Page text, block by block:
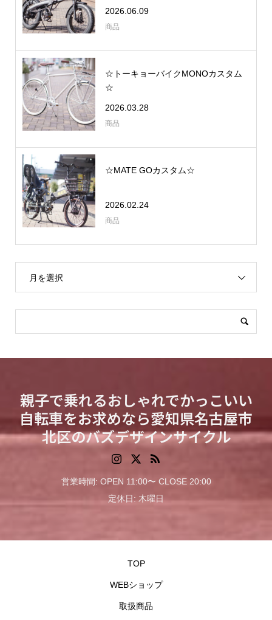
2026.06.09
商品
☆トーキョーバイクMONOカスタム
☆
2026.03.28
商品
☆MATE GOカスタム☆
2026.02.24
商品
月を選択
親子で乗れるおしゃれでかっこいい
自転車をお求めなら愛知県名古屋市
北区のバズデザインサイクル
営業時間: OPEN 11:00〜 CLOSE 20:00
定休日: 木曜日
TOP
WEBショップ
取扱商品